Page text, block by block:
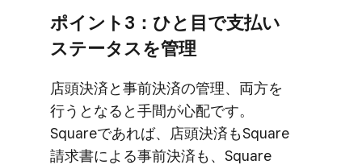
ポイント3：ひと目で​支払い​
ステータスを​管理
店頭決済と​事前決済の​管理、​両方を​
行うとなると​手間が​心配です。​
Squareで​あれば、​店頭決済も​Square
請求書に​よる​事前決済も、​Square